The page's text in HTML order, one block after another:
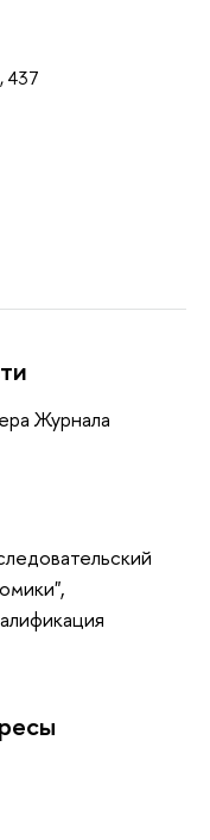
437
Журнала